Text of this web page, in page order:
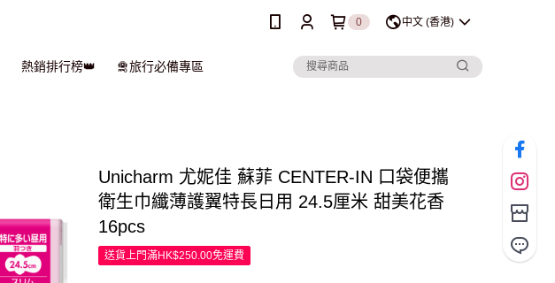
0 中文 (香港)
熱銷排行榜👑 🛅旅行必備專區
Unicharm 尤妮佳 蘇菲 CENTER-IN 口袋便攜
衛生巾纖薄護翼特長日用 24.5厘米 甜美花香
16pcs
送貨上門滿HK$250.00免運費